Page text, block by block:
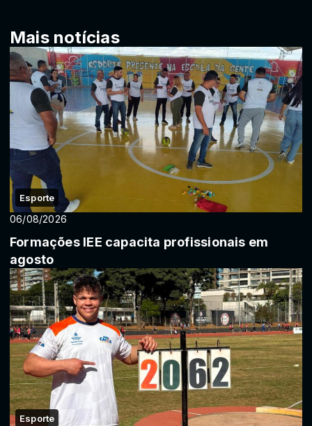
Mais notícias
Esporte
06/08/2026
Formações IEE capacita profissionais em
agosto
Esporte